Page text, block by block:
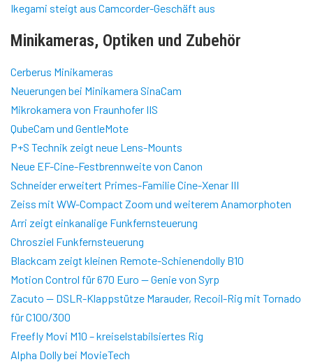
Ikegami steigt aus Camcorder-Geschäft aus
Minikameras, Optiken und Zubehör
Cerberus Minikameras
Neuerungen bei Minikamera SinaCam
Mikrokamera von Fraunhofer IIS
QubeCam und GentleMote
P+S Technik zeigt neue Lens-Mounts
Neue EF-Cine-Festbrennweite von Canon
Schneider erweitert Primes-Familie Cine-Xenar III
Zeiss mit WW-Compact Zoom und weiterem Anamorphoten
Arri zeigt einkanalige Funkfernsteuerung
Chrosziel Funkfernsteuerung
Blackcam zeigt kleinen Remote-Schienendolly B10
Motion Control für 670 Euro — Genie von Syrp
Zacuto — DSLR-Klappstütze Marauder, Recoil-Rig mit Tornado
für C100/300
Freefly Movi M10 – kreiselstabilsiertes Rig
Alpha Dolly bei MovieTech